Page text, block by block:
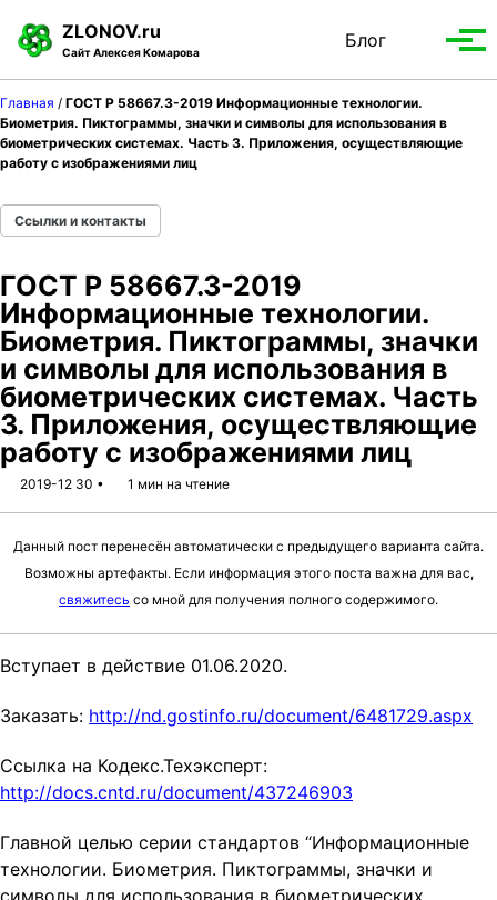
p
t
o
p
r
a
r
y
n
a
v
i
g
t
p
t
o
c
o
e
n
t
p
t
o
f
o
e
r
ZLONOV.ru
Сайт Алексея Комарова
Блог
Toggle
Главная / ГОСТ Р 58667.3-2019 Информационные технологии.
Биометрия. Пиктограммы, значки и символы для использования в
биометрических системах. Часть 3. Приложения, осуществляющие
работу с изображениями лиц
Ссылки и контакты
ГОСТ Р 58667.3-2019
Информационные технологии.
Биометрия. Пиктограммы, значки
и символы для использования в
биометрических системах. Часть
3. Приложения, осуществляющие
работу с изображениями лиц
2019-12 30 1 мин на чтение
Данный пост перенесён автоматически с предыдущего варианта сайта.
Возможны артефакты. Если информация этого поста важна для вас,
свяжитесь со мной для получения полного содержимого.
Вступает в действие 01.06.2020.
Заказать: http://nd.gostinfo.ru/document/6481729.aspx
Ссылка на Кодекс.Техэксперт:
http://docs.cntd.ru/document/437246903
Главной целью серии стандартов “Информационные
технологии. Биометрия. Пиктограммы, значки и
символы для использования в биометрических